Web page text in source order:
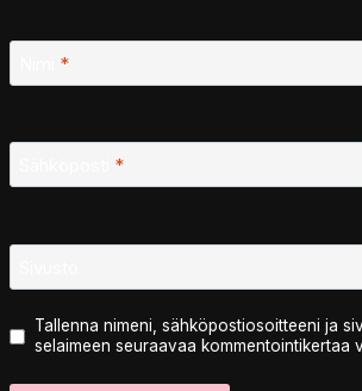
*
*
Tallenna nimeni, sähköpostiosoitteeni ja
selaimeen seuraavaa kommentointikertaa